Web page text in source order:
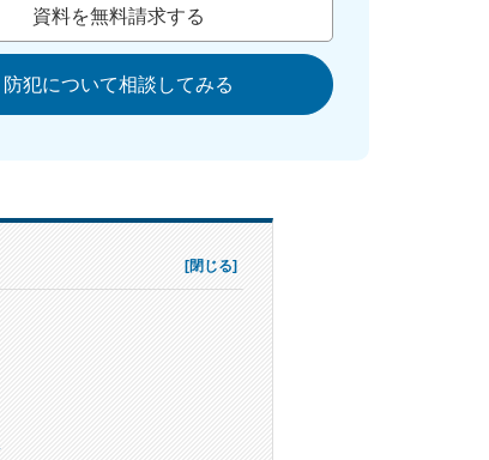
資料を無料請求する
防犯について相談してみる